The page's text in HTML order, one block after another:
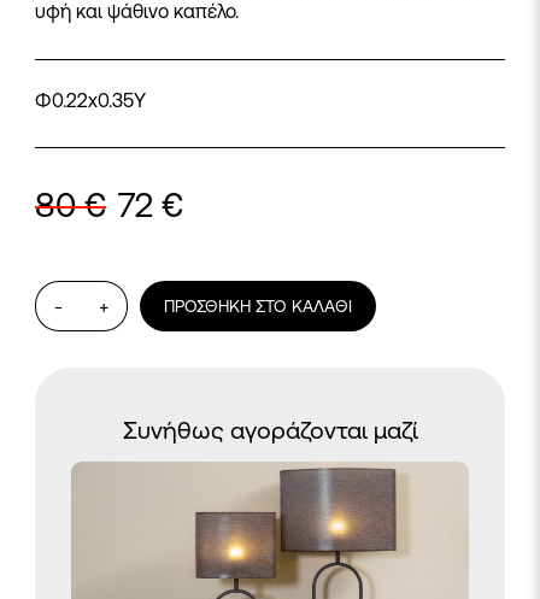
υφή και ψάθινο καπέλο.
Φ0.22x0.35Y
80€ 72 €
-
Φωτιστικό
333
ποσότητα
+ ΠΡΟΣΘΉΚΗ ΣΤΟ ΚΑΛΆΘΙ
Συνήθως αγοράζονται μαζί